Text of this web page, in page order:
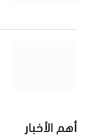
أهم الأخبار